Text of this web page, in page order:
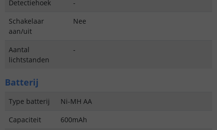
Detectiehoek
-
Schakelaar
aan/uit
Nee
Aantal
lichtstanden
-
Batterij
Type batterij
Ni-MH AA
Capaciteit
600mAh